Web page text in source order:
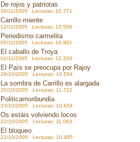
De rojos y patriotas
30/11/2005 Lecturas: 10.771
Carrillo miente
12/11/2005 Lecturas: 13.506
Periodismo carmelita
05/11/2005 Lecturas: 10.901
El caballo de Troya
01/11/2005 Lecturas: 12.203
El País se preocupa por Rajoy
26/10/2005 Lecturas: 10.554
La sombra de Carrillo es alargada
25/10/2005 Lecturas: 11.722
Politicamoribundia
23/10/2005 Lecturas: 10.654
Os estáis volviendo locos
22/10/2005 Lecturas: 11.083
El bloqueo
21/10/2005 Lecturas: 10.485